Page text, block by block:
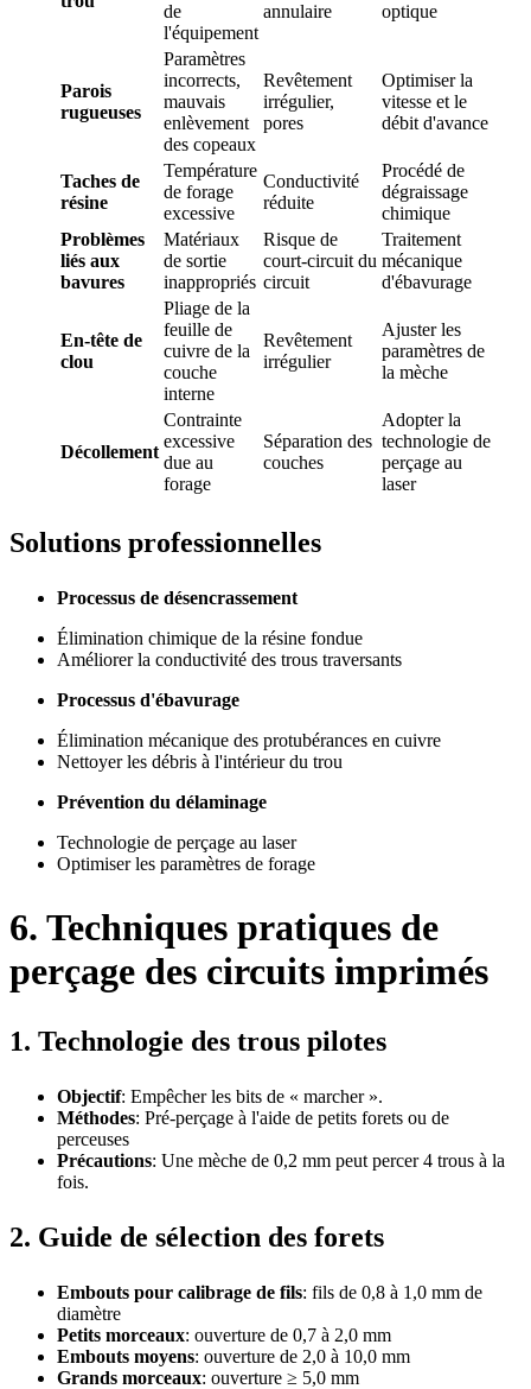
de
l'équipement
annulaire optique
Parois
rugueuses
Paramètres
incorrects,
mauvais
enlèvement
des copeaux
Revêtement
irrégulier,
pores
Optimiser la
vitesse et le
débit d'avance
Taches de
résine
Température
de forage
excessive
Conductivité
réduite
Procédé de
dégraissage
chimique
Problèmes
liés aux
bavures
Matériaux
de sortie
inappropriés
Risque de
court-circuit du
circuit
Traitement
mécanique
d'ébavurage
En-tête de
clou
Pliage de la
feuille de
cuivre de la
couche
interne
Revêtement
irrégulier
Ajuster les
paramètres de
la mèche
Décollement
Contrainte
excessive
due au
forage
Séparation des
couches
Adopter la
technologie de
perçage au
laser
Solutions professionnelles
Processus de désencrassement
Élimination chimique de la résine fondue
Améliorer la conductivité des trous traversants
Processus d'ébavurage
Élimination mécanique des protubérances en cuivre
Nettoyer les débris à l'intérieur du trou
Prévention du délaminage
Technologie de perçage au laser
Optimiser les paramètres de forage
6. Techniques pratiques de
perçage des circuits imprimés
1. Technologie des trous pilotes
Objectif: Empêcher les bits de « marcher ».
Méthodes: Pré-perçage à l'aide de petits forets ou de
perceuses
Précautions: Une mèche de 0,2 mm peut percer 4 trous à la
fois.
2. Guide de sélection des forets
Embouts pour calibrage de fils: fils de 0,8 à 1,0 mm de
diamètre
Petits morceaux: ouverture de 0,7 à 2,0 mm
Embouts moyens: ouverture de 2,0 à 10,0 mm
Grands morceaux: ouverture ≥ 5,0 mm